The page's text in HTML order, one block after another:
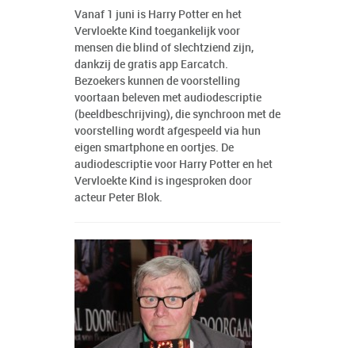
Vanaf 1 juni is Harry Potter en het
Vervloekte Kind toegankelijk voor
mensen die blind of slechtziend zijn,
dankzij de gratis app Earcatch.
Bezoekers kunnen de voorstelling
voortaan beleven met audiodescriptie
(beeldbeschrijving), die synchroon met de
voorstelling wordt afgespeeld via hun
eigen smartphone en oortjes. De
audiodescriptie voor Harry Potter en het
Vervloekte Kind is ingesproken door
acteur Peter Blok.